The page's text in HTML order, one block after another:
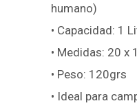
humano)
• Capacidad: 1
• Medidas: 20 x
• Peso: 120grs
• Ideal para